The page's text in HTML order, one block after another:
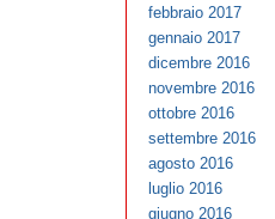
febbraio 2017
gennaio 2017
dicembre 2016
novembre 2016
ottobre 2016
settembre 2016
agosto 2016
luglio 2016
giugno 2016